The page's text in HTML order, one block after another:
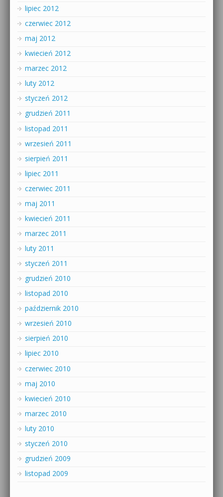
lipiec 2012
czerwiec 2012
maj 2012
kwiecień 2012
marzec 2012
luty 2012
styczeń 2012
grudzień 2011
listopad 2011
wrzesień 2011
sierpień 2011
lipiec 2011
czerwiec 2011
maj 2011
kwiecień 2011
marzec 2011
luty 2011
styczeń 2011
grudzień 2010
listopad 2010
październik 2010
wrzesień 2010
sierpień 2010
lipiec 2010
czerwiec 2010
maj 2010
kwiecień 2010
marzec 2010
luty 2010
styczeń 2010
grudzień 2009
listopad 2009